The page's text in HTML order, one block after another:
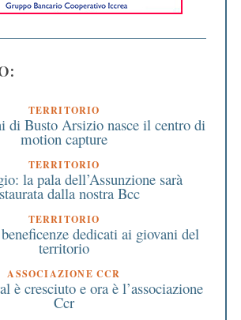
TERRITORIO
di Busto Arsizio nasce il centro di
motion capture
TERRITORIO
la pala dell’Assunzione sarà
dalla nostra Bcc
TERRITORIO
dedicati ai giovani del
territorio
ASSOCIAZIONE CCR
è cresciuto e ora è l’associazione
Ccr